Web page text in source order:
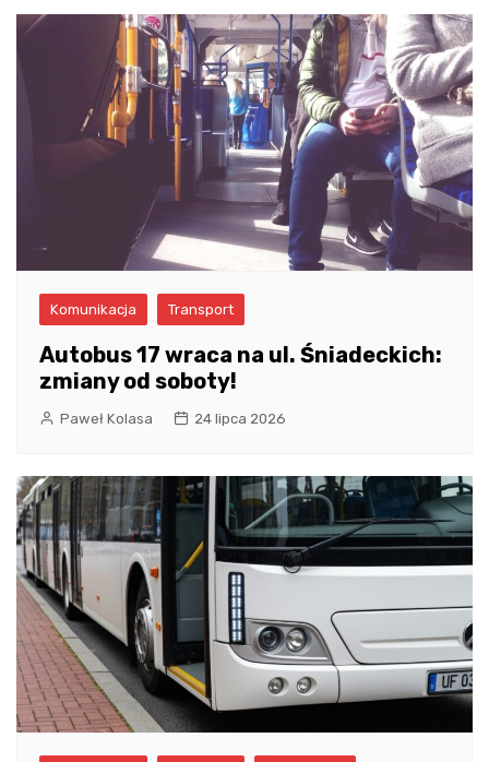
Komunikacja Transport
Autobus 17 wraca na ul. Śniadeckich:
zmiany od soboty!
Paweł Kolasa 24 lipca 2026